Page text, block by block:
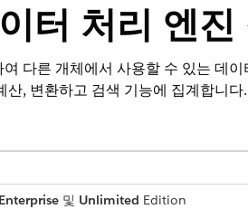
터 처리 엔진
다른 개체에서 사용할 수 있는 데
, 변환하고 검색 기능에 집계합니다.
Enterprise및 Unlimited Edition